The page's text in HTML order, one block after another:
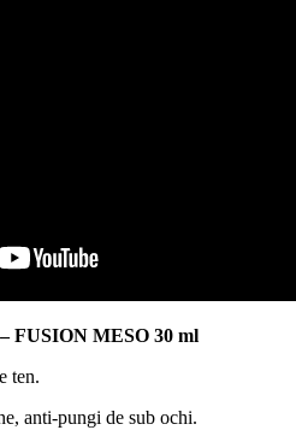
FUSION MESO 30 ml
ten.
anti-pungi de sub ochi.